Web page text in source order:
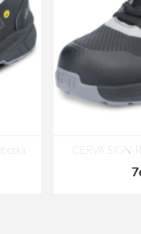
CERVA